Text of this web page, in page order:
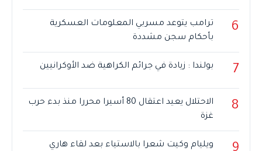
6
ترامب يتوعد مسربي المعلومات العسكرية
بأحكام سجن مشددة
7 بولندا : زيادة في جرائم الكراهية ضد الأوكرانيين
8
الاحتلال يعيد اعتقال 80 أسيرا محررا منذ بدء حرب
غزة
ويليام وكيت شعرا بالاستياء بعد لقاء هاري